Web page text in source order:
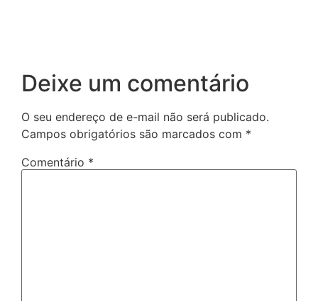
Deixe um comentário
O seu endereço de e-mail não será publicado.
Campos obrigatórios são marcados com *
Comentário *